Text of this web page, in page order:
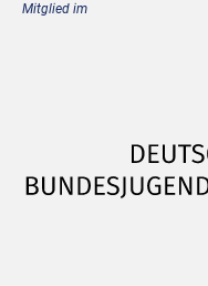
Mitglied im